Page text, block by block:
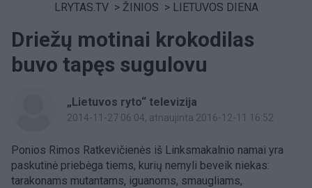
LRYTAS.TV > ŽINIOS > LIETUVOS DIENA
Driežų motinai krokodilas
buvo tapęs sugulovu
„Lietuvos ryto“ televizija
2014-11-27 06:04, atnaujinta 2016-12-11 16:52
Ponios Rimos Ratkevičienės iš Linksmakalnio namai yra
paskutinė priebėga tiems, kurių nemyli beveik niekas:
tarakonams mutantams, iguanoms, smaugliams,